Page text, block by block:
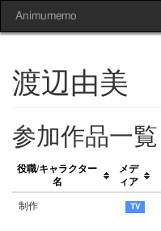
Animumemo
渡辺由美
参加作品一覧
役職/キャラクター
名
メデ
ィア
制作